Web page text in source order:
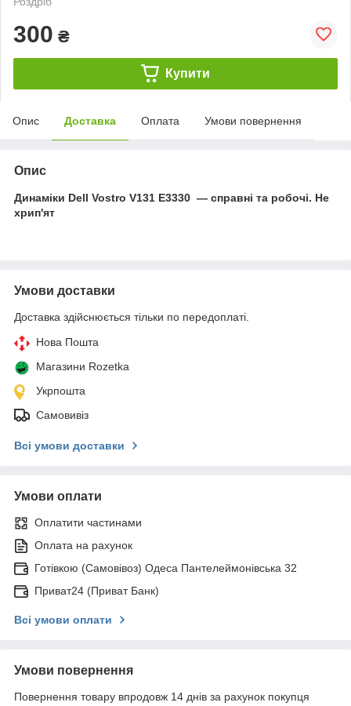
300 ₴
Купити
Опис Доставка Оплата Умови повернення
Опис
Динаміки Dell Vostro V131 E3330 — справні та робочі. Не
хрип'ят
Умови доставки
Доставка здійснюється тільки по передоплаті.
Нова Пошта
Магазини Rozetka
Укрпошта
Самовивіз
Всі умови доставки
Умови оплати
Оплатити частинами
Оплата на рахунок
Готівкою (Самовівоз) Одеса Пантелеймонівська 32
Приват24 (Приват Банк)
Всі умови оплати
Умови повернення
Повернення товару впродовж 14 днів за рахунок покупця